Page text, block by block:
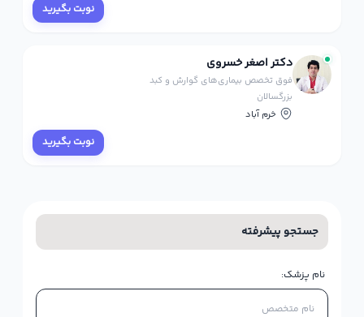
نوبت بگیرید
دکتر اصغر خسروی
فوق تخصص بیماری‌های گوارش و کبد
بزرگسالان
خرم آباد
نوبت بگیرید
جستجو پیشرفته
نام پزشک: